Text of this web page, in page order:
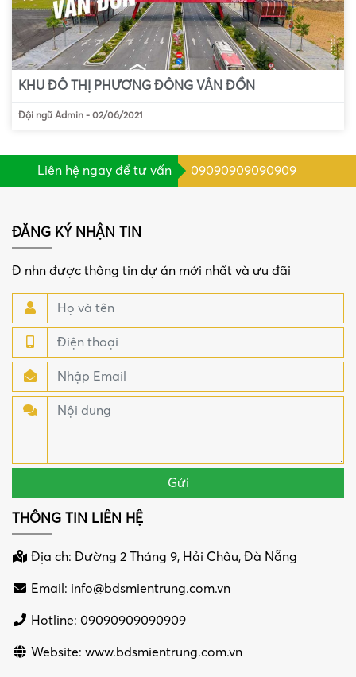
KHU ĐÔ THỊ PHƯƠNG ĐÔNG VÂN ĐỒN
Đội ngũ Admin - 02/06/2021
Liên hệ ngay để tư vấn 09090909090909
ĐĂNG KÝ NHẬN TIN
Đ nhn được thông tin dự án mới nhất và ưu đãi
THÔNG TIN LIÊN HỆ
Địa ch: Đường 2 Tháng 9, Hải Châu, Đà Nẵng
Email: info@bdsmientrung.com.vn
Hotline: 09090909090909
Website: www.bdsmientrung.com.vn